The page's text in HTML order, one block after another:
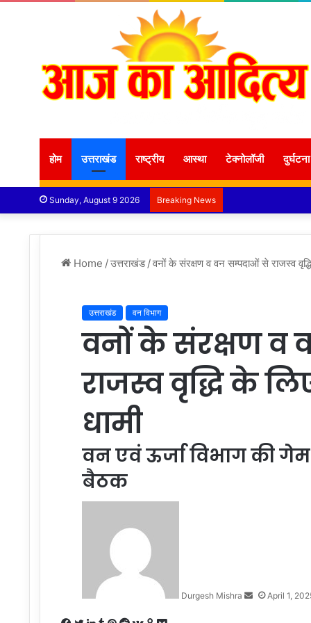
होम उत्तराखंड राष्ट्रीय आस्था टेक्नोलॉजी दुर्घटना
Sunday, August 9 2026 Breaking News
Home /उत्तराखंड /वनों के संरक्षण व वन सम्पदाओं से राजस्व वृद्धि
उत्तराखंड वन विभाग
वनों के संरक्षण व
राजस्व वृद्धि के लिए
धामी
वन एवं ऊर्जा विभाग की
बैठक
Durgesh Mishra April 1,